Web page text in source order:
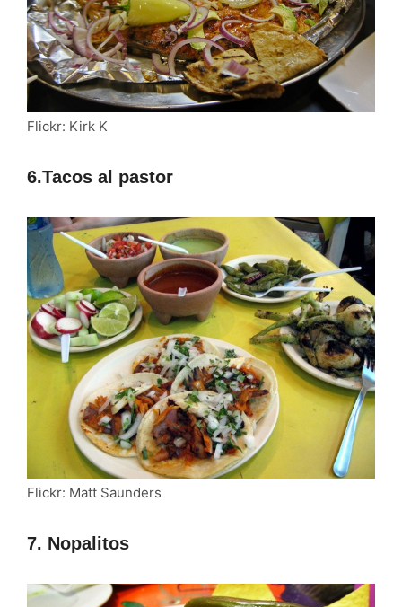
Flickr: Kirk K
6.Tacos al pastor
Flickr: Matt Saunders
7. Nopalitos